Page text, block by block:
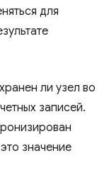
для
ли узел во
записей.
значение